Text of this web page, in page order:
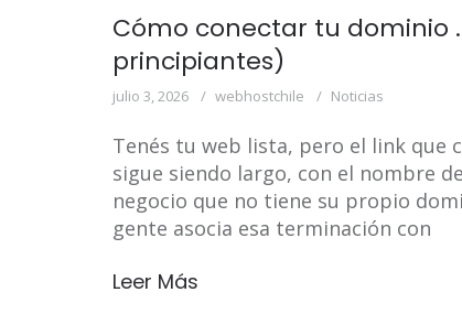
Cómo conectar tu dominio
principiantes)
julio 3, 2026 webhostchile Noticias
Tenés tu web lista, pero el link que
sigue siendo largo, con el nombre
negocio que no tiene su propio
gente asocia esa terminación con
Leer Más